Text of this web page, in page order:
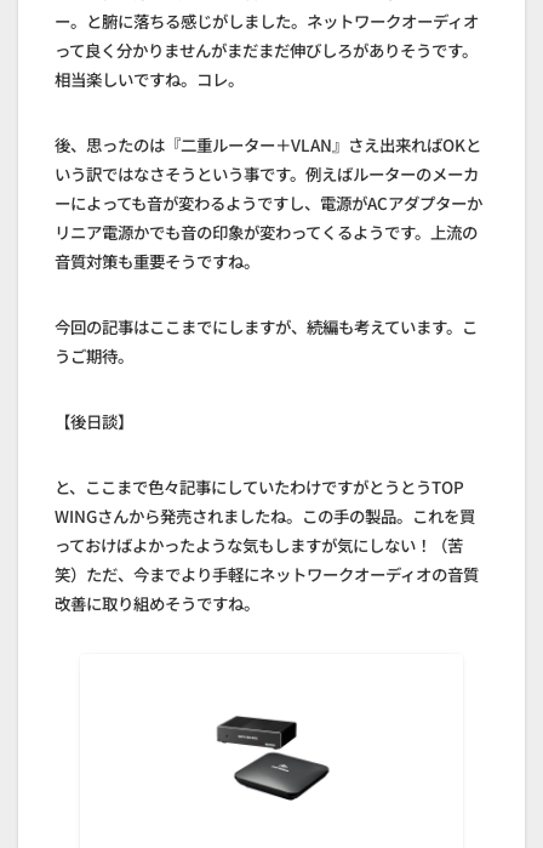
ー。と腑に落ちる感じがしました。ネットワークオーディオ
って良く分かりませんがまだまだ伸びしろがありそうです。
相当楽しいですね。コレ。
後、思ったのは『二重ルーター＋VLAN』さえ出来ればOKと
いう訳ではなさそうという事です。例えばルーターのメーカ
ーによっても音が変わるようですし、電源がACアダプターか
リニア電源かでも音の印象が変わってくるようです。上流の
音質対策も重要そうですね。
今回の記事はここまでにしますが、続編も考えています。こ
うご期待。
【後日談】
と、ここまで色々記事にしていたわけですがとうとうTOP
WINGさんから発売されましたね。この手の製品。これを買
っておけばよかったような気もしますが気にしない！（苦
笑）ただ、今までより手軽にネットワークオーディオの音質
改善に取り組めそうですね。